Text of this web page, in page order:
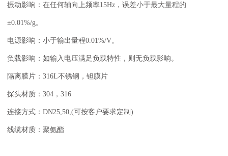
振动影响：在任何轴向上频率15Hz，误差小于最大量程的
±0.01%/g。
电源影响：小于输出量程0.01%/V。
负载影响：如输入电压满足负载特性，则无负载影响。
隔离膜片：316L不锈钢，钽膜片
探头材质：304，316
连接方式：DN25,50,(可按客户要求定制)
线缆材质：聚氨酯